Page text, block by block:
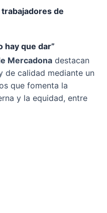
de
hay que dar”
Mercadona destacan
de calidad mediante un
que fomenta la
y la equidad, entre